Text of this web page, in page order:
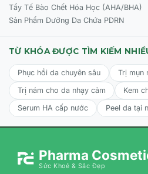
Tẩy Tế Bào Chết Hóa Học (AHA/BHA)
Sản Phẩm Dưỡng Da Chứa PDRN
TỪ KHÓA ĐƯỢC TÌM KIẾM
Phục hồi da chuyên sâu
Trị mụn
Trị nám cho da nhạy cảm
Kem
Serum HA cấp nước
Peel da tại
Pharma
Sức Khoẻ & Sắc Đẹp